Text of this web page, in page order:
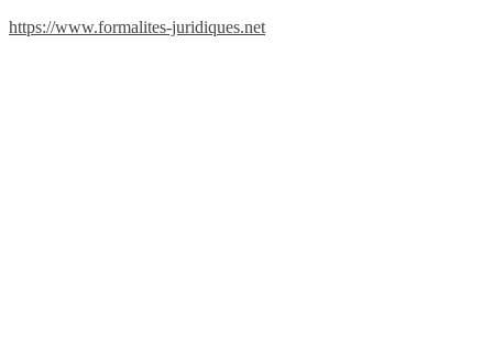
https://www.formalites-juridiques.net